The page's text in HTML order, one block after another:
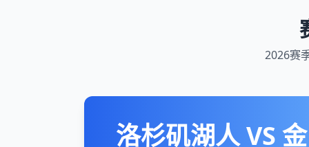
2026赛
洛杉矶湖人 VS 金